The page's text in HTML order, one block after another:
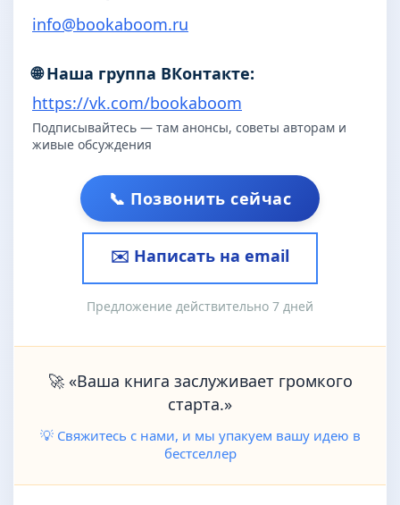
info@bookaboom.ru
🌐 Наша группа ВКонтакте:
https://vk.com/bookaboom
Подписывайтесь — там анонсы, советы авторам и
живые обсуждения
📞 Позвонить сейчас
✉️ Написать на email
Предложение действительно 7 дней
🚀 «Ваша книга заслуживает громкого
старта.»
💡 Свяжитесь с нами, и мы упакуем вашу идею в
бестселлер